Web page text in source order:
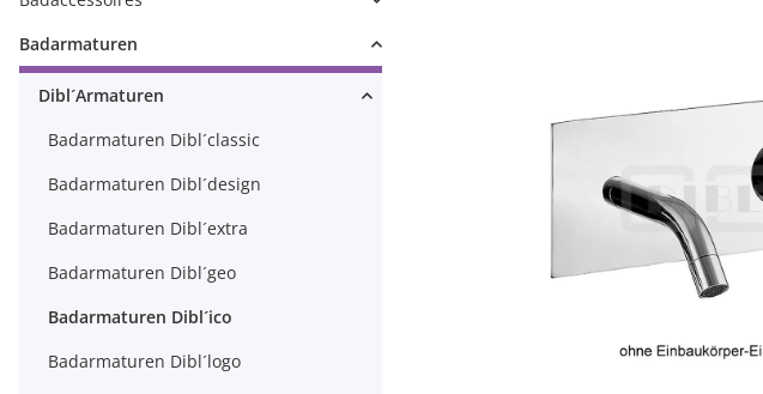
Badarmaturen
Dibl´Armaturen
Badarmaturen Dibl´classic
Badarmaturen Dibl´design
Badarmaturen Dibl´extra
Badarmaturen Dibl´geo
Badarmaturen Dibl´ico
Badarmaturen Dibl´logo